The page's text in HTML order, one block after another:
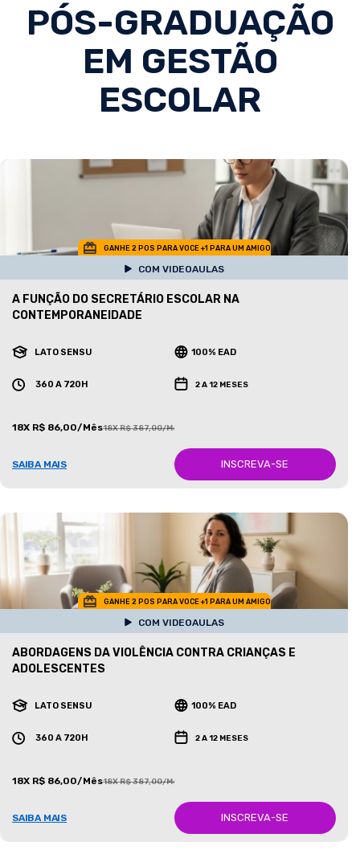
PÓS-GRADUAÇÃO
EM GESTÃO
ESCOLAR
GANHE 2 POS PARA VOCE +1 PARA UM AMIGO
COM VIDEOAULAS
A FUNÇÃO DO SECRETÁRIO ESCOLAR NA
CONTEMPORANEIDADE
LATO SENSU 100% EAD
360 A 720H 2 A 12 MESES
18X R$ 86,00/Mês18X R$ 387,00/Mês
SAIBA MAIS INSCREVA-SE
GANHE 2 POS PARA VOCE +1 PARA UM AMIGO
COM VIDEOAULAS
ABORDAGENS DA VIOLÊNCIA CONTRA CRIANÇAS E
ADOLESCENTES
LATO SENSU 100% EAD
360 A 720H 2 A 12 MESES
18X R$ 86,00/Mês18X R$ 387,00/Mês
SAIBA MAIS INSCREVA-SE